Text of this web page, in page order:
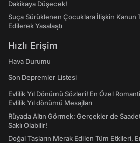
Dakikaya Düşecek!
Suça Sürüklenen Çocuklara İlişkin Kanun
Edilerek Yasalaştı
Hızlı Erişim
Hava Durumu
Son Depremler Listesi
Evlilik Yıl Dönümü Sözleri! En Özel
Evlilik Yıl dönümü Mesajları
Rüyada Altın Görmek: Gerçekler de
Saklı Olabilir!
Doğal Taşların Merak Edilen Tüm Etkileri,